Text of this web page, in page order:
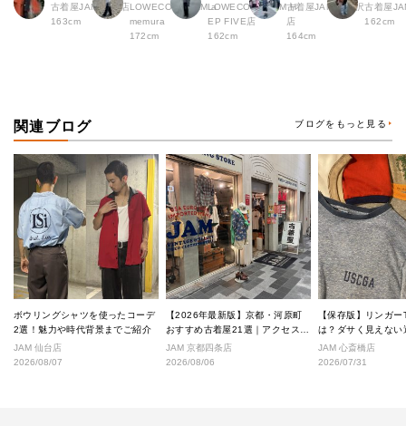
古着屋JAM 仙台店
163cm
LOWECO by JAM a
memura
172cm
LOWECO by JAM H
EP FIVE店
162cm
古着屋JAM 下北沢
店
164cm
古着屋
162cm
関連ブログ ブログをもっと見る
ボウリングシャツを使ったコーデ
2選！魅力や時代背景までご紹介
JAM 仙台店
2026/08/07
【2026年最新版】京都・河原町
おすすめ古着屋21選｜アクセス良
好な絶対行くべきショップ厳選！
JAM 京都四条店
2026/08/06
【保存版】リンガ
は？ダサく見えない
なし完全ガイド
JAM 心斎橋店
2026/07/31